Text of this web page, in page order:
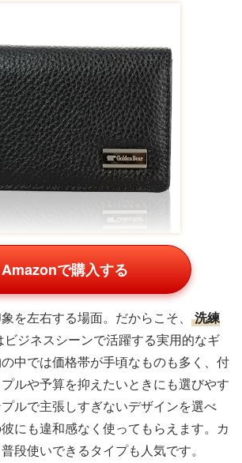
Amazonで購入する
を左右する場面。だからこそ、
洗練
ビジネスシーンで活躍する実用的なギ
中では価格帯が手頃なものも多く、付
ルや予算を抑えたいときにも選びやす
ルで主張しすぎないデザインを選べ
にも違和感なく使ってもらえます。カ
段使いできるタイプも人気です。